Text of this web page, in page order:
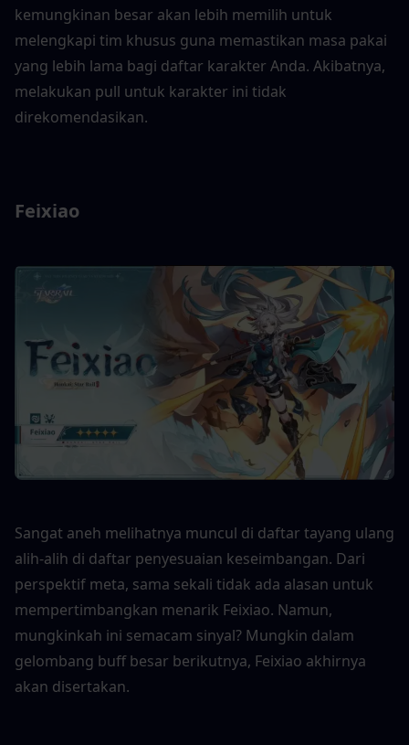
kemungkinan besar akan lebih memilih untuk
melengkapi tim khusus guna memastikan masa pakai
yang lebih lama bagi daftar karakter Anda. Akibatnya,
melakukan pull untuk karakter ini tidak
direkomendasikan.
Feixiao
Sangat aneh melihatnya muncul di daftar tayang ulang
alih-alih di daftar penyesuaian keseimbangan. Dari
perspektif meta, sama sekali tidak ada alasan untuk
mempertimbangkan menarik Feixiao. Namun,
mungkinkah ini semacam sinyal? Mungkin dalam
gelombang buff besar berikutnya, Feixiao akhirnya
akan disertakan.